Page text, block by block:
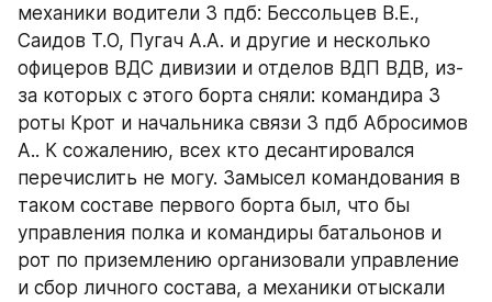
механики водители 3 пдб: Бессольцев В.Е.,
Саидов Т.О, Пугач А.А. и другие и несколько
офицеров ВДС дивизии и отделов ВДП ВДВ, из-
за которых с этого борта сняли: командира 3
роты Крот и начальника связи 3 пдб Абросимов
А.. К сожалению, всех кто десантировался
перечислить не могу. Замысел командования в
таком составе первого борта был, что бы
управления полка и командиры батальонов и
рот по приземлению организовали управление
и сбор личного состава, а механики отыскали